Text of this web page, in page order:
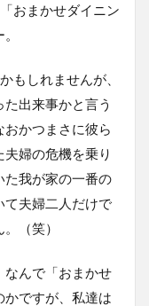
おまかせダイニン
もしれませんが、
出来事かと言う
おかつまさに彼ら
婦の危機を乗り
た我が家の一番の
て夫婦二人だけで
（笑）
なんで「おまかせ
かですが、私達は